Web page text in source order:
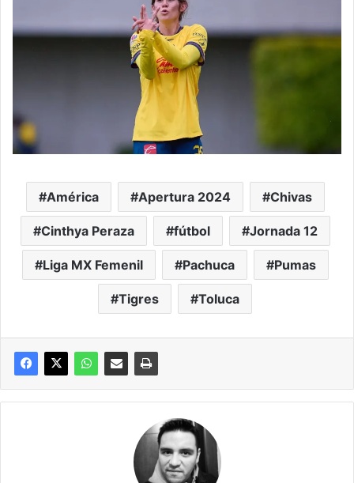
América Apertura 2024 Chivas
Cinthya Peraza fútbol Jornada 12
Liga MX Femenil Pachuca Pumas
Tigres Toluca